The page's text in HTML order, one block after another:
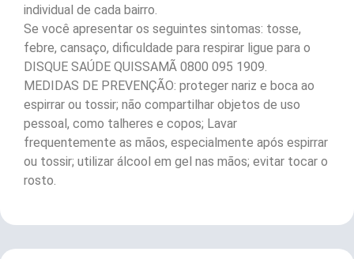
individual de cada bairro.
Se você apresentar os seguintes sintomas: tosse,
febre, cansaço, dificuldade para respirar ligue para o
DISQUE SAÚDE QUISSAMÃ 0800 095 1909.
MEDIDAS DE PREVENÇÃO: proteger nariz e boca ao
espirrar ou tossir; não compartilhar objetos de uso
pessoal, como talheres e copos; Lavar
frequentemente as mãos, especialmente após espirrar
ou tossir; utilizar álcool em gel nas mãos; evitar tocar o
rosto.